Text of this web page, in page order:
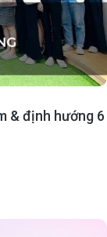
& định hướng 6